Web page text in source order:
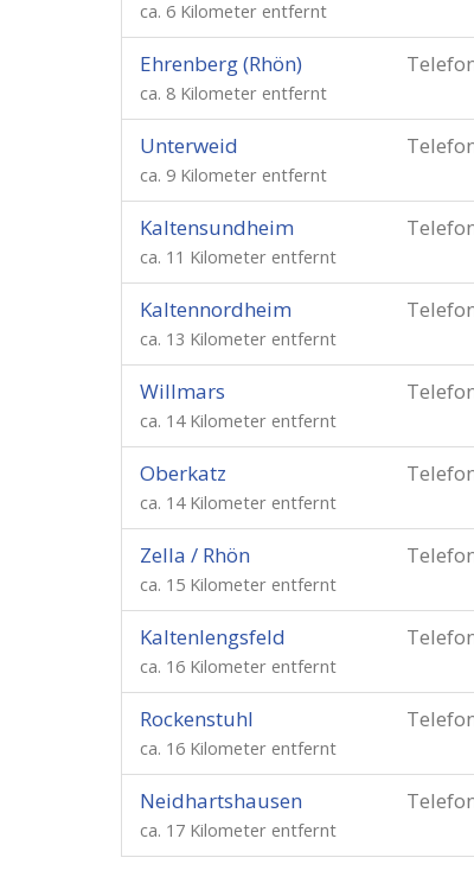
ca. 6 Kilometer entfernt
Ehrenberg (Rhön)
ca. 8 Kilometer entfernt
Unterweid
ca. 9 Kilometer entfernt
Kaltensundheim
ca. 11 Kilometer entfernt
Kaltennordheim
ca. 13 Kilometer entfernt
Willmars
ca. 14 Kilometer entfernt
Oberkatz
ca. 14 Kilometer entfernt
Zella / Rhön
ca. 15 Kilometer entfernt
Kaltenlengsfeld
ca. 16 Kilometer entfernt
Rockenstuhl
ca. 16 Kilometer entfernt
Neidhartshausen
ca. 17 Kilometer entfernt